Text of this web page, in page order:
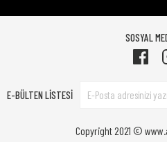
Copyright 2021 ©
E-BÜLTEN LİSTESİ
SOSYAL